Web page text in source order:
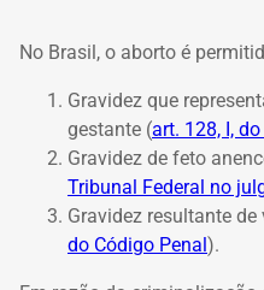
No Brasil, o aborto é
Gravidez que
gestante (art. 128, I,
Gravidez de feto
Tribunal Federal no
Gravidez resultante
do Código Penal).